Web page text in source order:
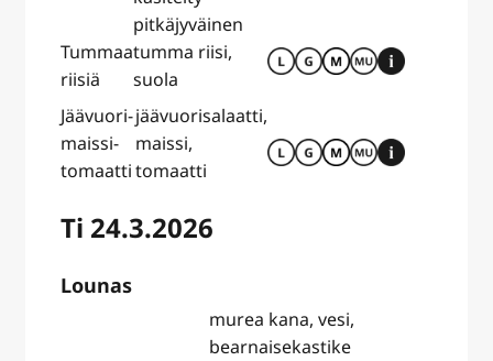
Tummaa
riisiä
pitkäjyväinen
tumma riisi,
suola
Jäävuori-
maissi-
tomaatti
jäävuorisalaatti,
maissi,
tomaatti
Ti 24.3.2026
Lounas
murea kana, vesi,
bearnaisekastike